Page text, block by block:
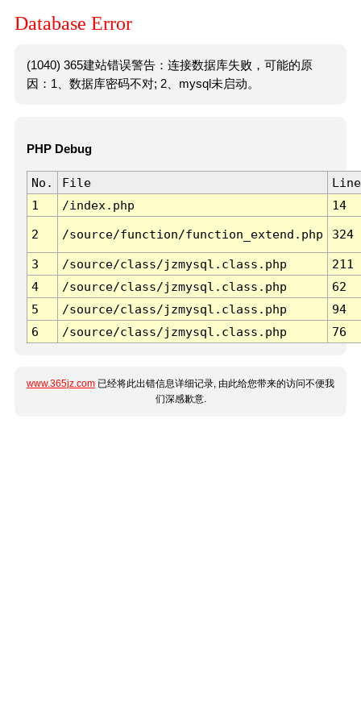
Database Error
(1040) 365建站错误警告：连接数据库失败，可能的原
因：1、数据库密码不对; 2、mysql未启动。
PHP Debug
No. File
Line
1
/index.php 14
2 /source/function/function_extend.php 324
3 /source/class/jzmysql.class.php
211
4
/source/class/jzmysql.class.php
62
5
/source/class/jzmysql.class.php
94
6
/source/class/jzmysql.class.php 76
www.365jz.com 已经将此出错信息详细记录, 由此给您带来的访问不便我
们深感歉意.